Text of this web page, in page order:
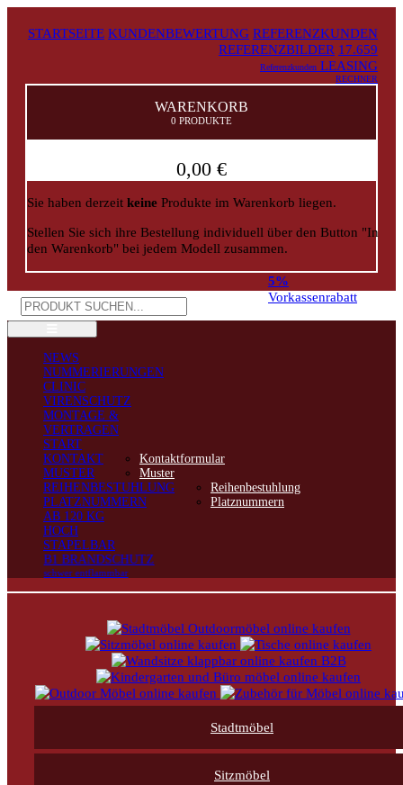
STARTSEITE KUNDENBEWERTUNG REFERENZKUNDEN
REFERENZBILDER 17.659
Referenzkunden LEASING
RECHNER
WARENKORB
0 PRODUKTE
0,00 €
Sie haben derzeit keine Produkte im Warenkorb liegen.
Stellen Sie sich ihre Bestellung individuell über den Button "In
den Warenkorb" bei jedem Modell zusammen.
5%
Vorkassenrabatt
NEWS
NUMMERIERUNGEN
CLINIC
VIRENSCHUTZ
MONTAGE &
VERTRAGEN
START
KONTAKT
MUSTER
Kontaktformular
Muster
REIHENBESTUHLUNG
PLATZNUMMERN
Reihenbestuhlung
Platznummern
AB 120 KG
HOCH
STAPELBAR
B1 BRANDSCHUTZ
schwer entflammbar
Stadtmöbel
Sitzmöbel